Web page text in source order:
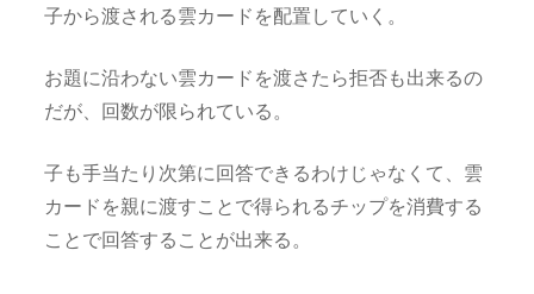
子から渡される雲カードを配置していく。
お題に沿わない雲カードを渡さたら拒否も出来るの
だが、回数が限られている。
子も手当たり次第に回答できるわけじゃなくて、雲
カードを親に渡すことで得られるチップを消費する
ことで回答することが出来る。